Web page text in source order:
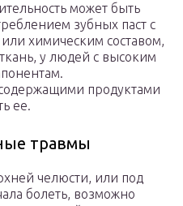
может быть
зубных паст с
химическим составом,
у людей с высоким
продуктами
ее.
травмы
челюсти, или под
болеть, возможно